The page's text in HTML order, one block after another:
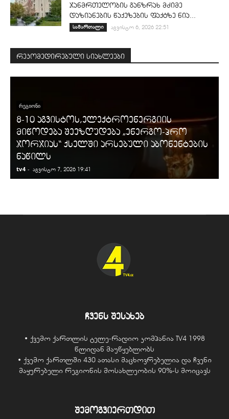
ჯანმრთელობის განზრახ მძიმე
დაზიანების წაქეზების ფაქტზე ნია...
სამართალი აგვისტო 6, 2026 22:51
რეკომედირებული სიახლეები
ᲠᲔᲒᲘᲝᲜᲘ
8-10 აგვისტოს,ელექტროენერგიის
მიწოდება შეეზღუდება „ენერგო-პრო
ჯორჯიას“ ქსელში არსებული აბონენტების
ნაწილს
tv4 - აგვისტო 7, 2026 19:41
ჩვენს შესახებ
• ქვემო ქართლის ტელე-რადიო კომპანია TV4 1998
წლიდან მაუწყებლობს
• ქვემო ქართლში 430 ათასი მაცხოვრებელია და ჩვენი
მაყურებელი რეგიონის მოსახლეობის 90%-ს მოიცავს
შემოგვიერთდით